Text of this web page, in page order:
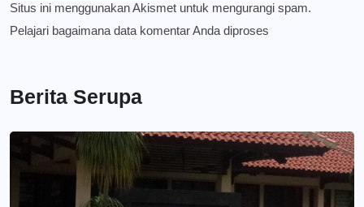
Situs ini menggunakan Akismet untuk mengurangi spam.
Pelajari bagaimana data komentar Anda diproses
Berita Serupa